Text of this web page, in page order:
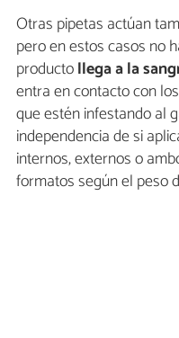
Otras pipetas actúan
pero en estos casos no
productollega a la
entra en contacto con
que estén infestando al
independencia de si
internos, externos o
formatos según el peso